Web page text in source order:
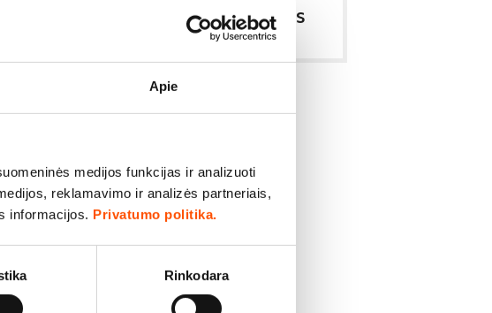
Apie
medijos funkcijas ir analizuoti
reklamavimo ir analizės partneriais,
informacijos. Privatumo politika.
Rinkodara
Daržovių sultinys